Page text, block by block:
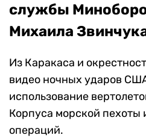
службы
Михаила
Из Каракаса и
видео ночных ударов
использование
Корпуса морской пехоты
операций.